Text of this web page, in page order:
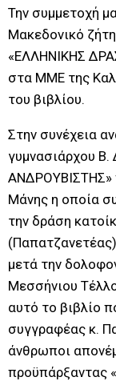
Την συμμετοχή
Μακεδονικό
«ΕΛΛΗΝΙΚΗΣ
στα ΜΜΕ της
του βιβλίου.
Στην συνέχεια
γυμνασιάρχου
ΑΝΔΡΟΥΒΙΣΤΗΣ»
Μάνης η οποία
την δράση
μετά την
Μεσσήνιου
αυτό το βιβλίο
συγγραφέας κ.
άνθρωποι
προϋπάρξαντας